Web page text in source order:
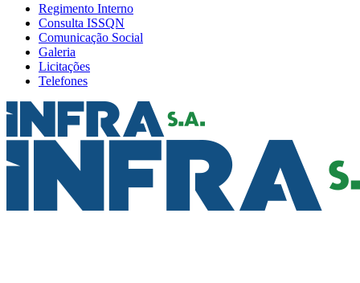
Regimento Interno
Consulta ISSQN
Comunicação Social
Galeria
Licitações
Telefones